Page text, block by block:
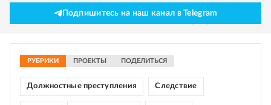
Подпишитесь на наш канал в Telegram
РУБРИКИ ПРОЕКТЫ ПОДЕЛИТЬСЯ
Должностные преступления Следствие